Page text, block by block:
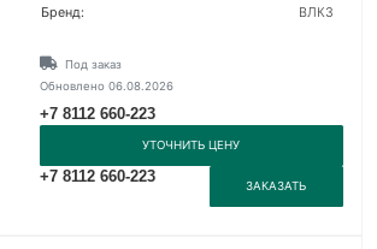
Бренд:
ВЛКЗ
Под заказ
Обновлено 06.08.2026
+7 8112 660-223
УТОЧНИТЬ ЦЕНУ
+7 8112 660-223
ЗАКАЗАТЬ